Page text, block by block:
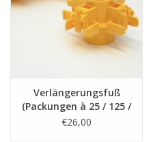
Verlängerungsfuß
(Packungen à 25 / 125 /
250 Stück)
€26,00